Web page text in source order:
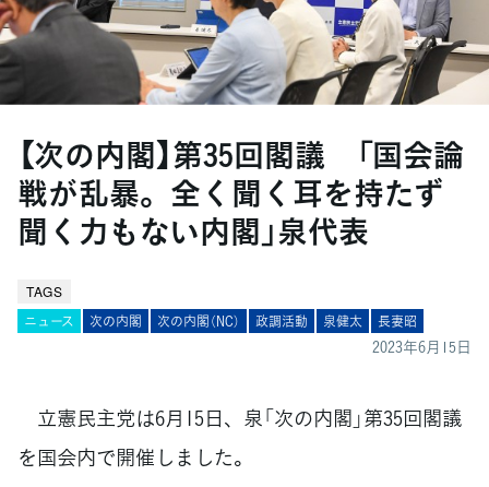
【次の内閣】第35回閣議 「国会論
戦が乱暴。全く聞く耳を持たず
聞く力もない内閣」泉代表
TAGS
ニュース 次の内閣 次の内閣（NC） 政調活動 泉健太 長妻昭
2023年6月15日
立憲民主党は6月15日、泉「次の内閣」第35回閣議
を国会内で開催しました。